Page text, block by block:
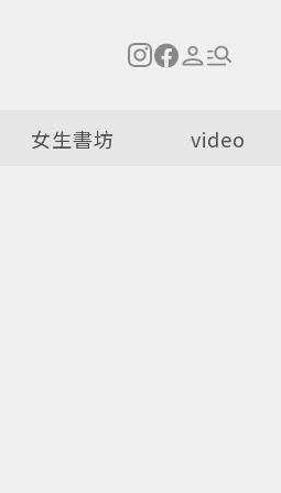
女生書坊 video